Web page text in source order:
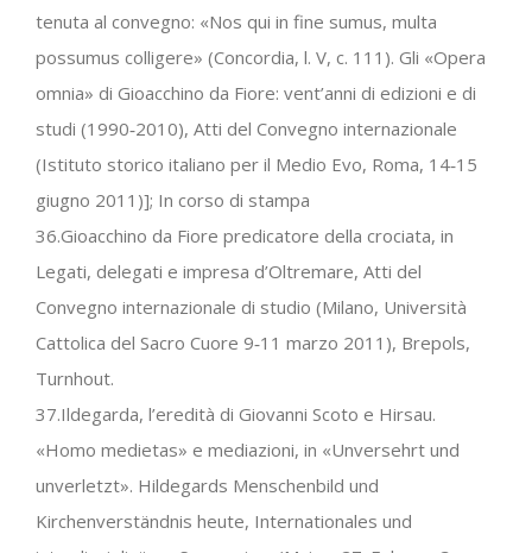
tenuta al convegno: «Nos qui in fine sumus, multa
possumus colligere» (Concordia, l. V, c. 111). Gli «Opera
omnia» di Gioacchino da Fiore: vent’anni di edizioni e di
studi (1990‐2010), Atti del Convegno internazionale
(Istituto storico italiano per il Medio Evo, Roma, 14‐15
giugno 2011)]; In corso di stampa
36.Gioacchino da Fiore predicatore della crociata, in
Legati, delegati e impresa d’Oltremare, Atti del
Convegno internazionale di studio (Milano, Università
Cattolica del Sacro Cuore 9‐11 marzo 2011), Brepols,
Turnhout.
37.Ildegarda, l’eredità di Giovanni Scoto e Hirsau.
«Homo medietas» e mediazioni, in «Unversehrt und
unverletzt». Hildegards Menschenbild und
Kirchenverständnis heute, Internationales und